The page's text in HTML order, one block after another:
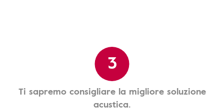
3
Ti sapremo consigliare la migliore soluzione
acustica.